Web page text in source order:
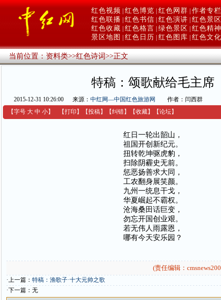
红色视频 红色博览 红色网群 作者专栏
红色联播 红色书信 红色演讲 红色景区
红色收藏 红色格言 绿色景区
红色精神
景区地图
红色日历 红色图库 红色文化
当前位置：资料类>>红色诗词>>正文
特稿：颂歌献给毛主席
2015-12-31 10:26:00 来源： 中红网—中国红色旅游网
作者：闫西群
【字号 大 中 小】 【打印 】 【投稿】 【纠错】 【收藏】 【论坛】
红日一轮出韶山，
祖国开创新纪元。
扭转乾坤驱虎豹，
扫除阴霾史无前。
惩恶扬善求大同，
工农翻身展笑颜。
九州一统息干戈，
华夏崛起不霸权。
沧海桑田话巨变，
勿忘开国创业艰。
若无伟人雨露恩，
哪有今天安乐园？
(责任编辑：
·上一篇： 特稿：渔歌子·十大元帅之歌
·下一篇：无